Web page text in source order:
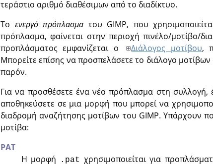
τεράστιο αριθμό διαθέσιμων από το διαδίκτυο.
Το ενεργό πρόπλασμα του GIMP, που
πρόπλασμα, φαίνεται στην περιοχή πινέλο/μοτίβο/
προπλάσματος εμφανίζεται ο
Διάλογος μοτίβου,
Μπορείτε επίσης να προσπελάσετε το διάλογο
παρόν.
Για να προσθέσετε ένα νέο πρόπλασμα στη συλλογή,
αποθηκεύσετε σε μια μορφή που μπορεί να
διαδρομή αναζήτησης μοτίβων του GIMP. Υπάρχουν
μοτίβα:
PAT
Η μορφή
.pat χρησιμοποιείται για